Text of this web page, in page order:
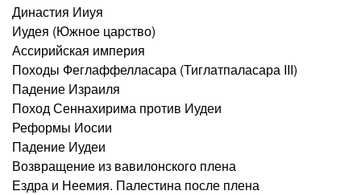
Династия Ииуя
Иудея (Южное царство)
Ассирийская империя
Походы Феглаффелласара (Тиглатпаласара III)
Падение Израиля
Поход Сеннахирима против Иудеи
Реформы Иосии
Падение Иудеи
Возвращение из вавилонского плена
Ездра и Неемия. Палестина после плена